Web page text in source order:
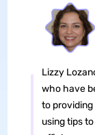
Lizzy
who have
to providing
using tips